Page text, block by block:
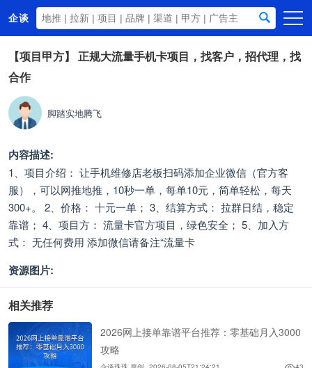
企谈
首页
商务资源
资讯动态
关于我们
【项目甲方】 正规大流量手机卡项目，找客户，招代理，找
合作
脚踏实地腾飞
内容描述:
1、项目介绍： 让手机维修店老板扫码添加企业微信（官方客
服），可以网推地推，10秒一单，每单10元，简单轻松，每天
300+。 2、价格： 十元一单； 3、结算方式： 拉群日结，稳定
靠谱； 4、项目方： 流量卡官方项目，绿色安全； 5、加入方
式： 无任何费用 添加微信请备注“流量卡
资源图片:
相关推荐
2026网上接单靠谱平台推荐：零基础月入3000
攻略